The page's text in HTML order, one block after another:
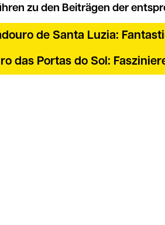
zu den Beiträgen der
de Santa Luzia:
das Portas do Sol: